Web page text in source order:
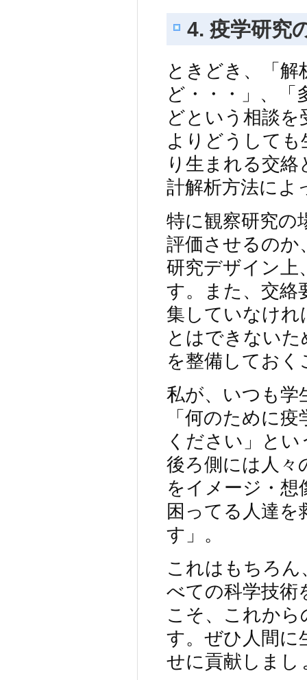
4. 疫学研究
ときどき、「
ど・・・」、「
どという相談
よりどうして
り生まれる交
計解析方法によ
特に観察研究の
評価させるのか
研究デザイン上
す。また、交絡
集していなけれ
とはできない
を整備してお
私が、いつも学
「何のために
ください」と
後ろ側には人々
をイメージ・想
困ってる人達
す」。
これはもちろ
べての科学技術
こそ、これか
す。ぜひ人間に
せに貢献しまし